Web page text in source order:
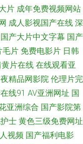
页 丰满熟妇大乳做爰 四虎
产69麻豆 爱豆福利导航
场 91娇妻激情四射 91新
惑网站 日韩AV无码网址
影网 国模宾馆自拍 伊人
片 成年免费视频网站
成人影视国产在线 深
国产大片中文字幕 国产
毛片 免费电影片 日韩
片在线 在线观看亚
精品网影院 伦理片完
线91 AV亚洲网址 国
亚洲综合 国产影院第
士 黄色三级免费网址
视频 国产福利电影